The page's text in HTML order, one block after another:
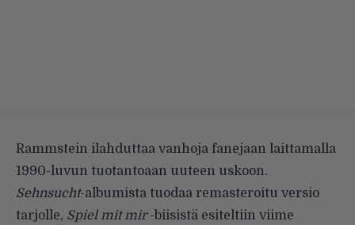
Rammstein ilahduttaa vanhoja fanejaan laittamalla
1990-luvun tuotantoaan uuteen uskoon.
Sehnsucht-albumista tuodaa remasteroitu versio
tarjolle, Spiel mit mir-biisistä esiteltiin viime